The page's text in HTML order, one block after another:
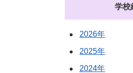
学校
2026年
2025年
2024年